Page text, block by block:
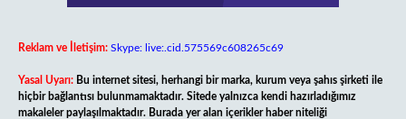
Reklam ve İletişim: Skype: live:.cid.575569c608265c69
Yasal Uyarı: Bu internet sitesi, herhangi bir marka, kurum veya şahıs şirketi ile
hiçbir bağlantısı bulunmamaktadır. Sitede yalnızca kendi hazırladığımız
makaleler paylaşılmaktadır. Burada yer alan içerikler haber niteliği